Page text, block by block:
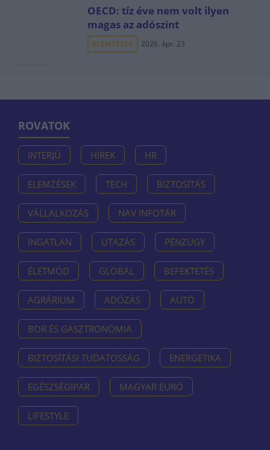
OECD: tíz éve nem volt ilyen
magas az adószint
ELEMZÉSEK 2026. ápr. 23.
ROVATOK
INTERJÚ HÍREK HR
ELEMZÉSEK TECH BIZTOSÍTÁS
VÁLLALKOZÁS NAV INFOTÁR
INGATLAN UTAZÁS PÉNZÜGY
ÉLETMÓD GLOBÁL BEFEKTETÉS
AGRÁRIUM ADÓZÁS AUTÓ
BOR ÉS GASZTRONÓMIA
BIZTOSÍTÁSI TUDATOSSÁG ENERGETIKA
EGÉSZSÉGIPAR MAGYAR EURÓ
LIFESTYLE